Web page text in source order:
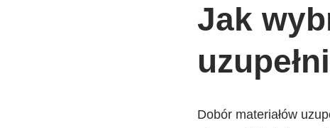
Jak
Dobór materiałów